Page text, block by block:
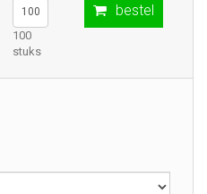
100
stuks
bestel